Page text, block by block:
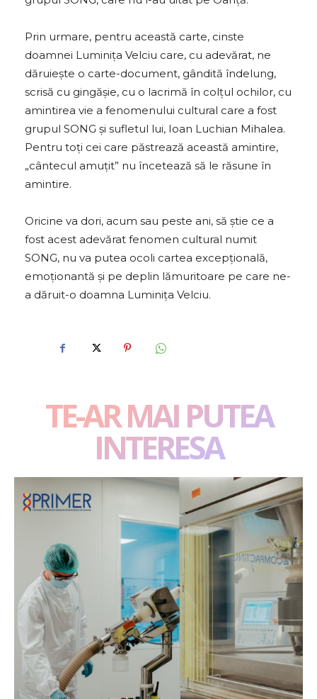
Prin urmare, pentru această carte, cinste
doamnei Luminița Velciu care, cu adevărat, ne
dăruiește o carte-document, gândită îndelung,
scrisă cu gingășie, cu o lacrimă în colțul ochilor, cu
amintirea vie a fenomenului cultural care a fost
grupul SONG și sufletul lui, Ioan Luchian Mihalea.
Pentru toți cei care păstrează această amintire,
„cântecul amuțit” nu încetează să le răsune în
amintire.
Oricine va dori, acum sau peste ani, să știe ce a
fost acest adevărat fenomen cultural numit
SONG, nu va putea ocoli cartea excepțională,
emoționantă și pe deplin lămuritoare pe care ne-
a dăruit-o doamna Luminița Velciu.
TE-AR MAI PUTEA
INTERESA